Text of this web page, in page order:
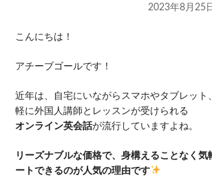
2023年8月25
こんにちは！
アチーブゴールです！
近年は、自宅にいながらスマホやタブレット
軽に外国人講師とレッスンが受けられる
オンライン英会話が流行していますよね。
リーズナブルな価格で、身構えることなく気
ートできるのが人気の理由です